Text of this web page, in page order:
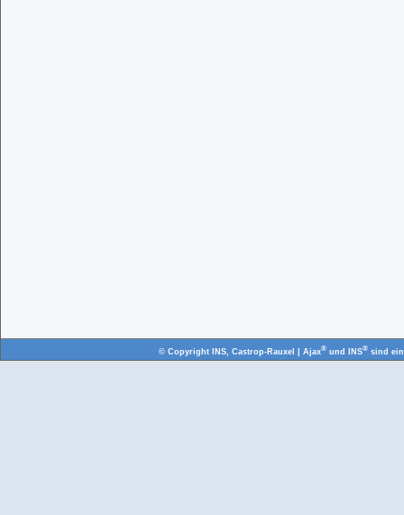
© Copyright INS, Castrop-Rauxel | Ajax®und INS®sind